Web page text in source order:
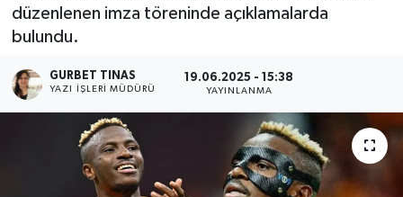
düzenlenen imza töreninde açıklamalarda
bulundu.
GURBET TINAS
YAZI İŞLERI MÜDÜRÜ
19.06.2025 - 15:38
YAYINLANMA
Eğitim
Teknoloji
Kültür - Sanat
Tüm Manşetler
Haber Arşivi